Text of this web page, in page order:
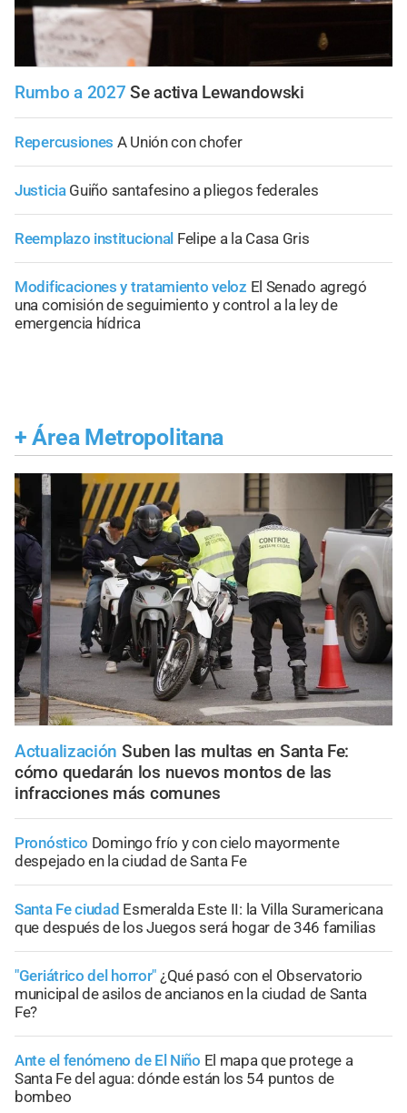
Rumbo a 2027 Se activa Lewandowski
Repercusiones A Unión con chofer
Justicia Guiño santafesino a pliegos federales
Reemplazo institucional Felipe a la Casa Gris
Modificaciones y tratamiento veloz El Senado agregó
una comisión de seguimiento y control a la ley de
emergencia hídrica
+ Área Metropolitana
Actualización Suben las multas en Santa Fe:
cómo quedarán los nuevos montos de las
infracciones más comunes
Pronóstico Domingo frío y con cielo mayormente
despejado en la ciudad de Santa Fe
Santa Fe ciudad Esmeralda Este II: la Villa Suramericana
que después de los Juegos será hogar de 346 familias
"Geriátrico del horror" ¿Qué pasó con el Observatorio
municipal de asilos de ancianos en la ciudad de Santa
Fe?
Ante el fenómeno de El Niño El mapa que protege a
Santa Fe del agua: dónde están los 54 puntos de
bombeo